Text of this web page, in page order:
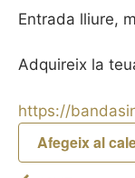
Entrada lliure,
Adquireix la
https://
Afegeix al